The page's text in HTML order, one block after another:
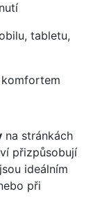
tabletu,
na stránkách
přizpůsobují
ideálním
při